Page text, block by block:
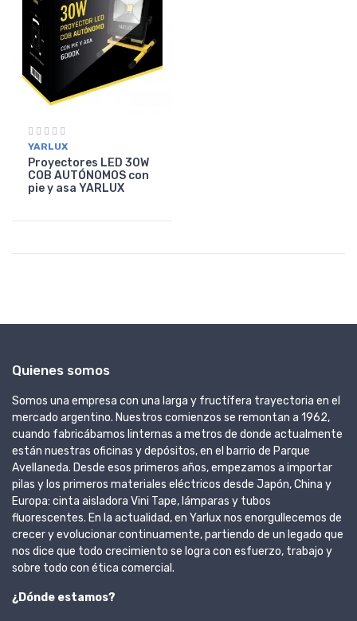
YARLUX
Proyectores LED 30W
COB AUTÓNOMOS con
pie y asa YARLUX
Quienes somos
Somos una empresa con una larga y fructífera trayectoria en el
mercado argentino. Nuestros comienzos se remontan a 1962,
cuando fabricábamos linternas a metros de donde actualmente
están nuestras oficinas y depósitos, en el barrio de Parque
Avellaneda. Desde esos primeros años, empezamos a importar
pilas y los primeros materiales eléctricos desde Japón, China y
Europa: cinta aisladora Vini Tape, lámparas y tubos
fluorescentes. En la actualidad, en Yarlux nos enorgullecemos de
crecer y evolucionar continuamente, partiendo de un legado que
nos dice que todo crecimiento se logra con esfuerzo, trabajo y
sobre todo con ética comercial.
¿Dónde estamos?